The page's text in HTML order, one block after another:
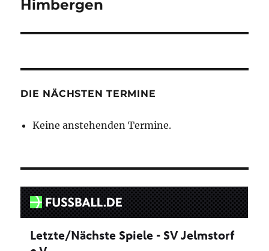
Himbergen
DIE NÄCHSTEN TERMINE
Keine anstehenden Termine.